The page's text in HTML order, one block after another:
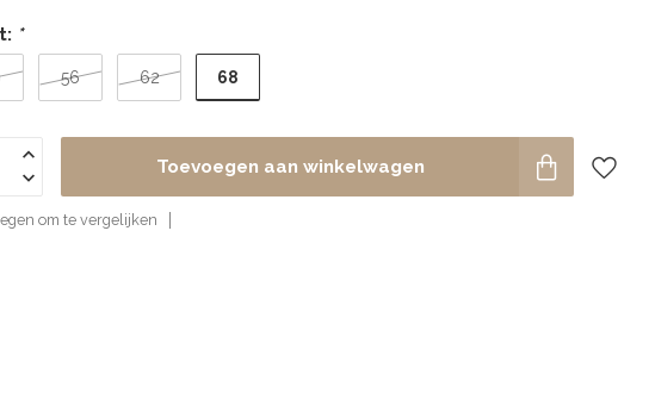
*
56 62 68
Toevoegen aan winkelwagen
om te vergelijken